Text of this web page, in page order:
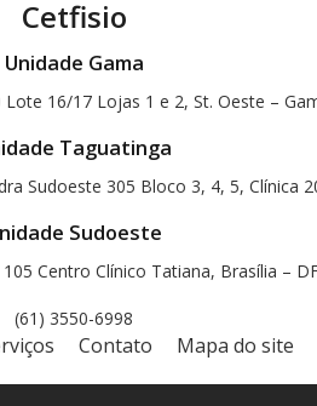
Cetfisio
Unidade Gama
16/17 Lojas 1 e 2, St. Oeste –
Taguatinga
Sudoeste 305 Bloco 3, 4, 5, Clínica
Sudoeste
105 Centro Clínico Tatiana, Brasília –
(61) 3550-6998
Contato Mapa do site